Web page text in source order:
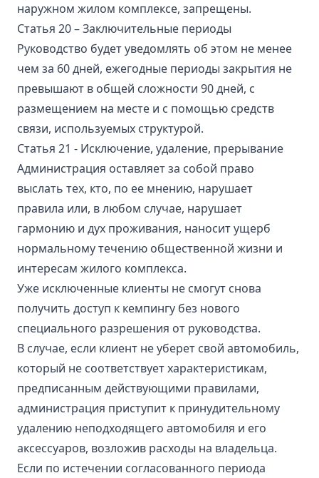
наружном жилом комплексе, запрещены.
Статья 20 – Заключительные периоды
Руководство будет уведомлять об этом не менее
чем за 60 дней, ежегодные периоды закрытия не
превышают в общей сложности 90 дней, с
размещением на месте и с помощью средств
связи, используемых структурой.
Статья 21 - Исключение, удаление, прерывание
Администрация оставляет за собой право
выслать тех, кто, по ее мнению, нарушает
правила или, в любом случае, нарушает
гармонию и дух проживания, наносит ущерб
нормальному течению общественной жизни и
интересам жилого комплекса.
Уже исключенные клиенты не смогут снова
получить доступ к кемпингу без нового
специального разрешения от руководства.
В случае, если клиент не уберет свой автомобиль,
который не соответствует характеристикам,
предписанным действующими правилами,
администрация приступит к принудительному
удалению неподходящего автомобиля и его
аксессуаров, возложив расходы на владельца.
Если по истечении согласованного периода